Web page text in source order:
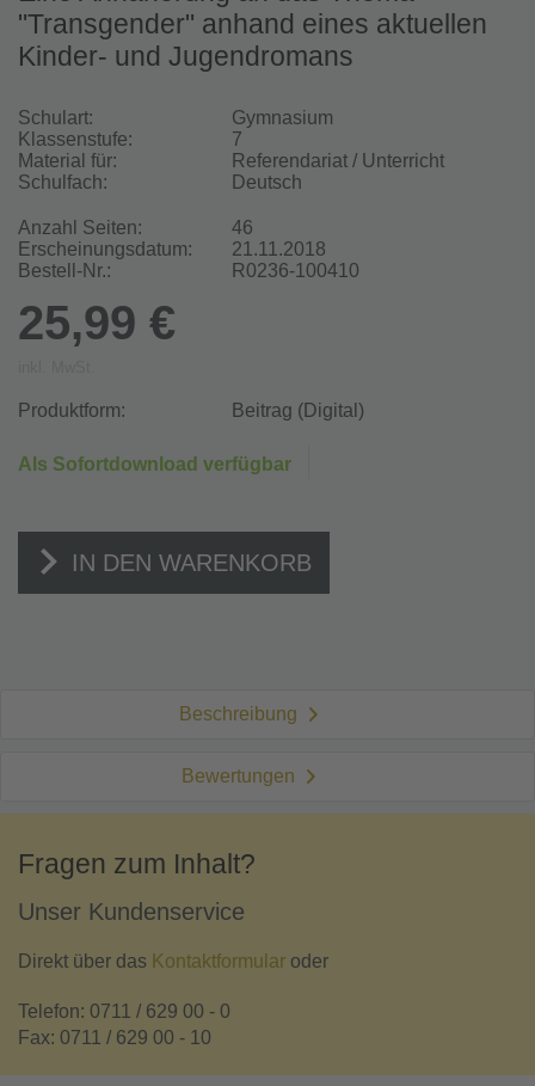
"Transgender" anhand eines aktuellen
Kinder- und Jugendromans
Schulart:
Gymnasium
Klassenstufe:
7
Material für:
Referendariat / Unterricht
Schulfach:
Deutsch
Anzahl Seiten:
46
Erscheinungsdatum:
21.11.2018
Bestell-Nr.:
R0236-100410
25,99 €
Produktform: Beitrag (Digital)
Als Sofortdownload verfügbar
IN DEN WARENKORB
Beschreibung
Bewertungen
Fragen zum Inhalt?
Unser Kundenservice
Direkt über das Kontaktformular oder
Telefon: 0711 / 629 00 - 0
Fax: 0711 / 629 00 - 10